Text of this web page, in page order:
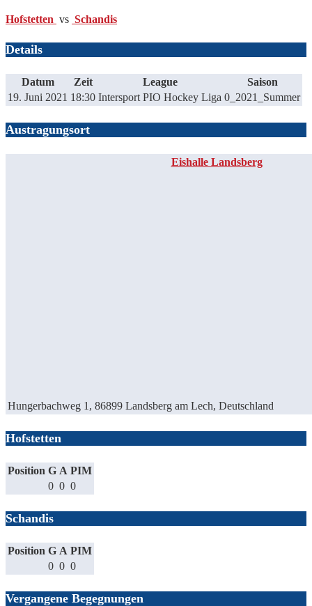
Hofstetten vs Schandis
Details
Datum Zeit League
Saison
19. Juni 2021 18:30 Intersport PIO Hockey Liga 0_2021_Summer
Austragungsort
Eishalle Landsberg
Hungerbachweg 1, 86899 Landsberg am Lech, Deutschland
Hofstetten
Position G A PIM
0 0 0
Schandis
Position G A PIM
0 0 0
Vergangene Begegnungen